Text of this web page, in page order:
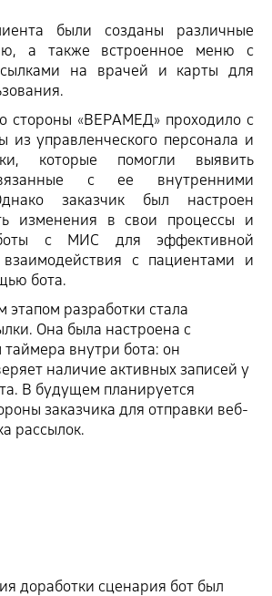
были созданы различные
а также встроенное меню с
на врачей и карты для
стороны «‎ВЕРАМЕД» проходило с
из управленческого персонала и
которые помогли выявить
с ее внутренними
заказчик был настроен
изменения в свои процессы и
с МИС для эффективной
взаимодействия с пациентами и
бота.
разработки стала
Она была настроена с
таймера внутри бота: он
наличие активных записей у
В будущем планируется
заказчика для отправки веб-
рассылок.
доработки сценария бот был